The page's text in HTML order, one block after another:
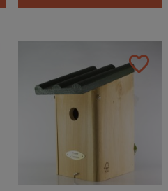
favorite_border